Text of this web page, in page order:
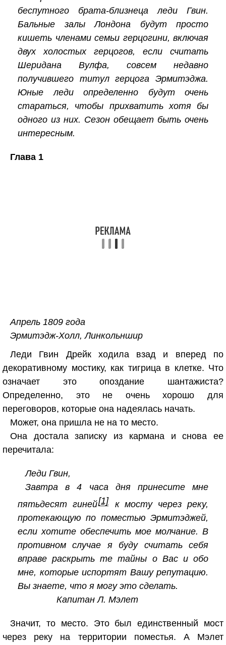
беспутного брата-близнеца леди Гвин.
Бальные залы Лондона будут просто
кишеть членами семьи герцогини, включая
двуххолостых герцогов, если считать
Шеридана Вулфа, совсем недавно
получившего титул герцога Эрмитэджа.
Юные леди определенно будут очень
стараться, чтобы прихватить хотя бы
одного из них. Сезон обещает быть очень
интересным.
Глава 1
Апрель 1809 года
Эрмитэдж-Холл, Линкольншир
Леди Гвин Дрейк ходила взад и вперед по
декоративному мостику, как тигрица в клетке. Что
означает это опоздание шантажиста?
Определенно, это не очень хорошо для
переговоров, которые она надеялась начать.
Может, она пришла не на то место.
Она достала записку из кармана и снова ее
перечитала:
Леди Гвин,
Завтра в 4 часа дня принесите мне
пятьдесят гиней[1] к мосту через реку,
протекающую по поместью Эрмитэджей,
если хотите обеспечить мое молчание. В
противном случае я буду считать себя
вправе раскрыть те тайны о Вас и обо
мне, которые испортят Вашу репутацию.
Вы знаете, что я могу это сделать.
Капитан Л. Мэлет
Значит, то место. Это был единственный мост
через реку на территории поместья. А Мэлет